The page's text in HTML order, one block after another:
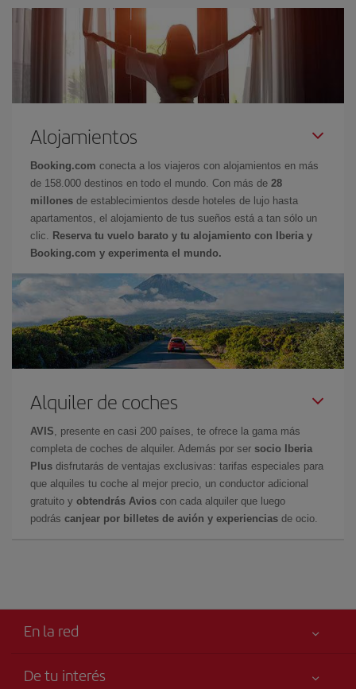
Alojamientos
Booking.com conecta a los viajeros con alojamientos en más
de 158.000 destinos en todo el mundo. Con más de 28
millones de establecimientos desde hoteles de lujo hasta
apartamentos, el alojamiento de tus sueños está a tan sólo un
clic.
Reserva tu vuelo barato y tu alojamiento con Iberia y
Booking.com y experimenta el mundo.
Alquiler de coches
AVIS , presente en casi 200 países, te ofrece la gama más
completa de coches de alquiler. Además por ser socio Iberia
Plus disfrutarás de ventajas exclusivas: tarifas especiales para
que alquiles tu coche al mejor precio, un conductor adicional
gratuito y obtendrás Avios con cada alquiler que luego
podrás canjear por billetes de avión y experiencias de ocio.
En la red
De tu interés